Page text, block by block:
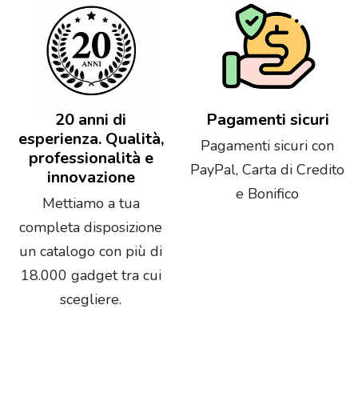
20 anni di
esperienza. Qualità,
professionalità e
innovazione
Mettiamo a tua
completa disposizione
un catalogo con più di
18.000 gadget tra cui
scegliere.
Pagamenti sicuri
Pagamenti sicuri con
PayPal, Carta di Credito
e Bonifico